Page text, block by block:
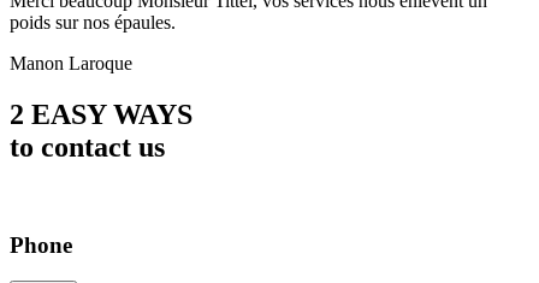
poids sur nos épaules.
Manon Laroque
2 EASY WAYS
to contact us
Phone